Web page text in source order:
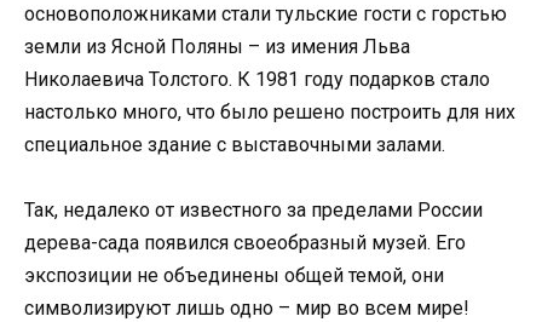
основоположниками стали тульские гости с горстью
земли из Ясной Поляны – из имения Льва
Николаевича Толстого. К 1981 году подарков стало
настолько много, что было решено построить для них
специальное здание с выставочными залами.
Так, недалеко от известного за пределами России
дерева-сада появился своеобразный музей. Его
экспозиции не объединены общей темой, они
символизируют лишь одно – мир во всем мире!